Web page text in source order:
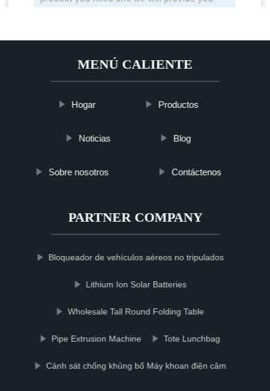
MENÚ CALIENTE
Hogar Productos
Noticias Blog
Sobre nosotros Contáctenos
PARTNER COMPANY
Bloqueador de vehículos aéreos no tripulados
Lithium Ion Solar Batteries
Wholesale Tall Round Folding Table
Pipe Extrusion Machine Tote Lunchbag
Cảnh sát chống khủng bố Máy khoan điện câm